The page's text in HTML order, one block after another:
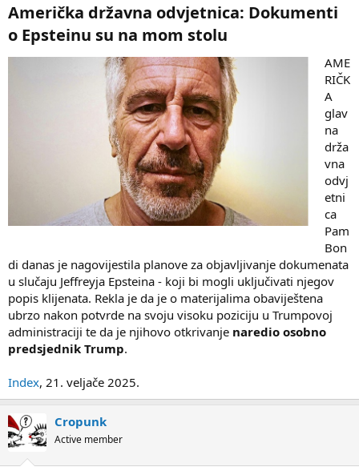
Američka državna odvjetnica: Dokumenti
o Epsteinu su na mom stolu​
AME
RIČK
A
glav
na
drža
vna
odvj
etni
ca
Pam
Bon
di danas je nagovijestila planove za objavljivanje dokumenata
u slučaju Jeffreyja Epsteina - koji bi mogli uključivati njegov
popis klijenata. Rekla je da je o materijalima obaviještena
ubrzo nakon potvrde na svoju visoku poziciju u Trumpovoj
administraciji te da je njihovo otkrivanje naredio osobno
predsjednik Trump.
Index, 21. veljače 2025.
Cropunk
Active member